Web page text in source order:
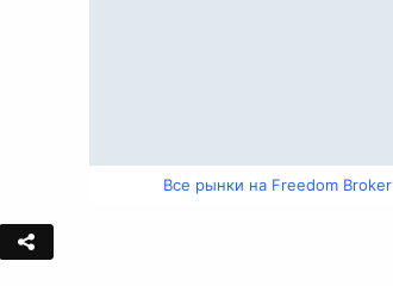
Все рынки на Freedom Broker